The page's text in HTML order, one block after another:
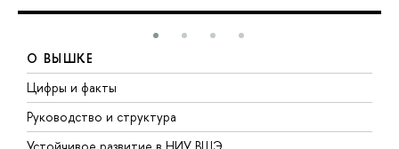
О ВЫШКЕ
Цифры и факты
Руководство и структура